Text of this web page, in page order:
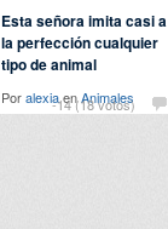
-14 (18 votos)
Esta señora imita casi a
la perfección cualquier
tipo de animal
PoralexiaenAnimales